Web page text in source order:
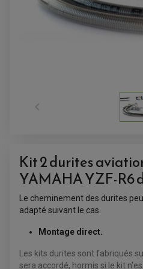
ACCESSOIRES QUAD
ACCESSOIRES ANODISES
GUIDON QUAD
KIT DÉCO QUAD / SSV
POIGNÉE QUAD
PROTÈGE-MAINS

Kit 2 durites
YAMAHA YZF-R6
Le cheminement des durites
adapté suivant le cas.
Montage direct.
Les kits durites sont fabriqués
sera accordé, hormis si le kit